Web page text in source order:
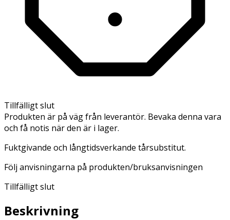
Tillfälligt slut
Produkten är på väg från leverantör. Bevaka denna vara
och få notis när den är i lager.
Fuktgivande och långtidsverkande tårsubstitut.
Följ anvisningarna på produkten/bruksanvisningen
Tillfälligt slut
Beskrivning